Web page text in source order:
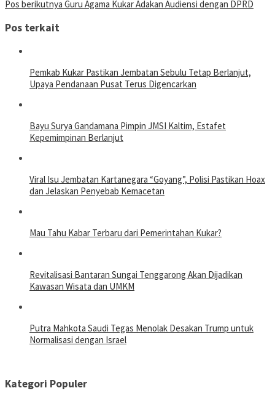
Pos berikutnya Guru Agama Kukar Adakan Audiensi dengan DPRD
Pos terkait
Pemkab Kukar Pastikan Jembatan Sebulu Tetap Berlanjut,
Upaya Pendanaan Pusat Terus Digencarkan
Bayu Surya Gandamana Pimpin JMSI Kaltim, Estafet
Kepemimpinan Berlanjut
Viral Isu Jembatan Kartanegara “Goyang”, Polisi Pastikan Hoax
dan Jelaskan Penyebab Kemacetan
Mau Tahu Kabar Terbaru dari Pemerintahan Kukar?
Revitalisasi Bantaran Sungai Tenggarong Akan Dijadikan
Kawasan Wisata dan UMKM
Putra Mahkota Saudi Tegas Menolak Desakan Trump untuk
Normalisasi dengan Israel
Kategori Populer